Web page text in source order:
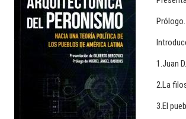
1.Juan
2.La
3.El